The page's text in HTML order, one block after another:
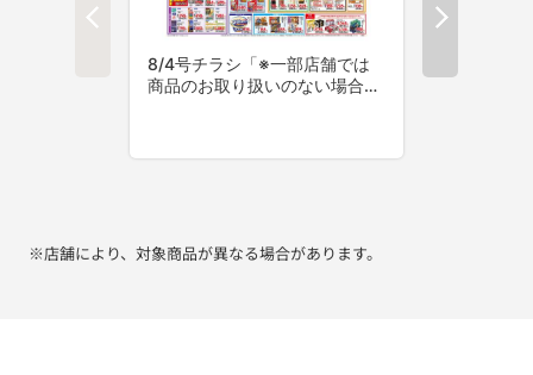
※店舗により、対象商品が異なる場合があります。